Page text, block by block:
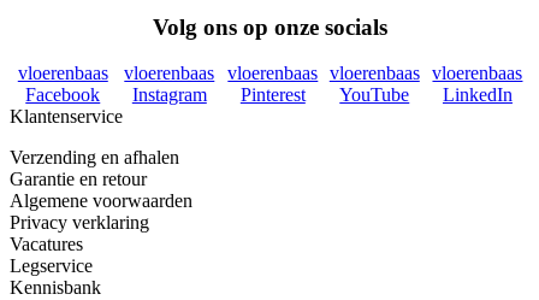
Volg ons op onze socials
vloerenbaas
Facebook
vloerenbaas
Instagram
vloerenbaas
Pinterest
vloerenbaas
YouTube
vloerenbaas
LinkedIn
Klantenservice
Verzending en afhalen
Garantie en retour
Algemene voorwaarden
Privacy verklaring
Vacatures
Legservice
Kennisbank